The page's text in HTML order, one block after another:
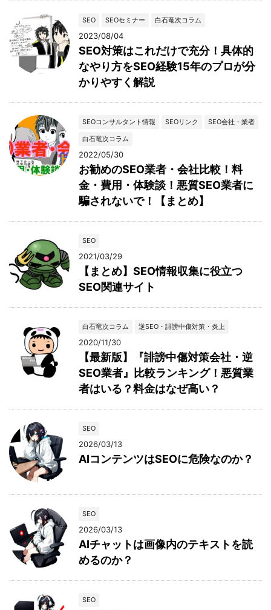
SEO SEOセミナー 白石竜次コラム
2023/08/04
SEO対策はこれだけで充分！具体的
なやり方をSEO経験15年のプロが分
かりやすく解説
SEOコンサルタント情報 SEOリンク
SEO会社・業者
白石竜次コラム
2022/05/30
お勧めのSEO業者・会社比較！料
金・費用・体験談！悪質SEO業者に
騙されないで！【まとめ】
SEO
2021/03/29
【まとめ】SEO情報収集に役立つ
SEO関連サイト
白石竜次コラム 逆SEO・誹謗中傷対策・炎上
2020/11/30
【最新版】『誹謗中傷対策会社・逆
SEO業者』比較ランキング！悪質業
者はいる？料金はなぜ高い？
SEO
2026/03/13
AIコンテンツはSEOに危険なのか？
SEO
2026/03/13
AIチャットは画像内のテキストを読
めるのか？
SEO